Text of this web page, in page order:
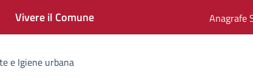
Vivere il Comune
e Igiene urbana